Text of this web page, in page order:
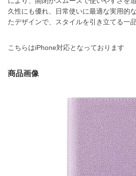
久性にも優れ、日常使いに最適な実用的
たデザインで、スタイルを引き立てる一品
こちらはiPhone対応となっております
商品画像